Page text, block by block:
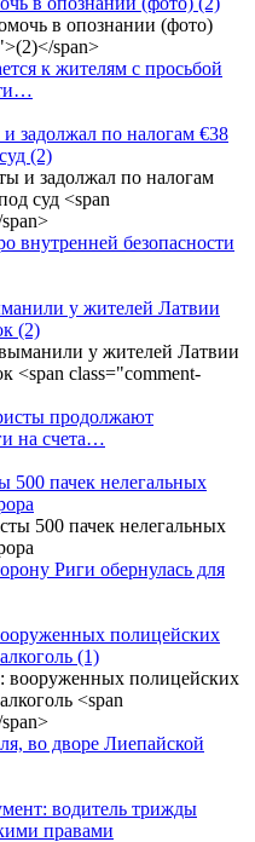
к жителям с просьбой
задолжал по налогам €38
(2)
внутренней безопасности
у жителей Латвии
(2)
продолжают
на счета…
500 пачек нелегальных
Риги обернулась для
полицейских
(1)
во дворе Лиепайской
водитель трижды
правами